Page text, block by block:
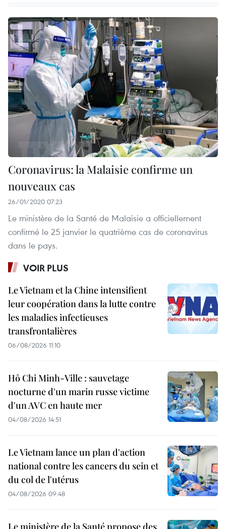
Coronavirus: la Malaisie confirme un
nouveaux cas
26/01/2020 07:23
Le ministère de la Santé de Malaisie a officiellement
confirmé le 25 janvier le quatrième cas de coronavirus
dans le pays.
VOIR PLUS
Le Vietnam et la Chine intensifient
leur coopération dans la lutte contre
les maladies infectieuses
transfrontalières
06/08/2026 11:10
Hô Chi Minh-Ville : sauvetage
nocturne d'un marin russe victime
d'un AVC en haute mer
04/08/2026 14:51
Le Vietnam lance un plan d'action
national contre les cancers du sein et
du col de l'utérus
04/08/2026 09:48